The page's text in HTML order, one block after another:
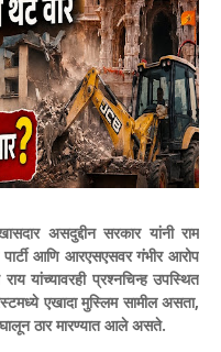
असदुद्दीन सरकार यांनी राम
पार्टी आणि आरएसएसवर गंभीर आरोप
यांच्यावरही प्रश्नचिन्ह उपस्थित
एखादा मुस्लिम सामील असता,
ठार मारण्यात आले असते.